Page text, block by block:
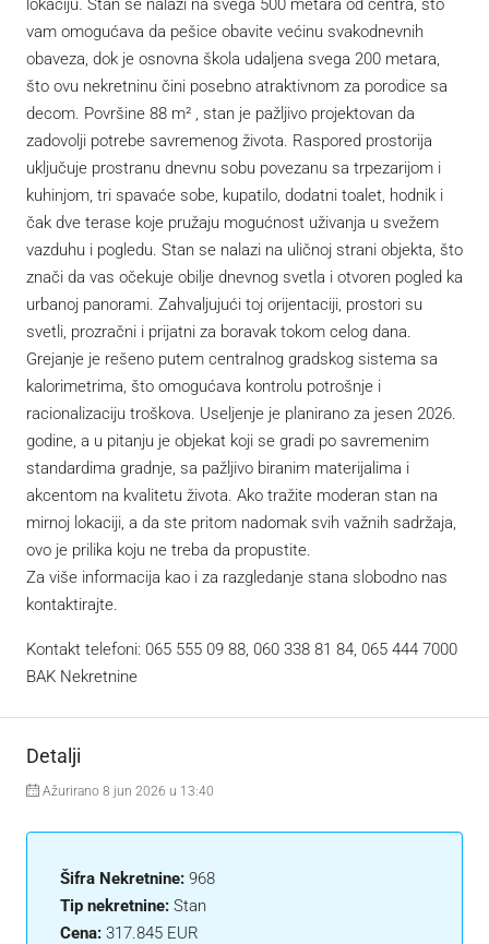
lokaciju. Stan se nalazi na svega 500 metara od centra, što
vam omogućava da pešice obavite većinu svakodnevnih
obaveza, dok je osnovna škola udaljena svega 200 metara,
što ovu nekretninu čini posebno atraktivnom za porodice sa
decom. Površine 88 m² , stan je pažljivo projektovan da
zadovolji potrebe savremenog života. Raspored prostorija
uključuje prostranu dnevnu sobu povezanu sa trpezarijom i
kuhinjom, tri spavaće sobe, kupatilo, dodatni toalet, hodnik i
čak dve terase koje pružaju mogućnost uživanja u svežem
vazduhu i pogledu. Stan se nalazi na uličnoj strani objekta, što
znači da vas očekuje obilje dnevnog svetla i otvoren pogled ka
urbanoj panorami. Zahvaljujući toj orijentaciji, prostori su
svetli, prozračni i prijatni za boravak tokom celog dana.
Grejanje je rešeno putem centralnog gradskog sistema sa
kalorimetrima, što omogućava kontrolu potrošnje i
racionalizaciju troškova. Useljenje je planirano za jesen 2026.
godine, a u pitanju je objekat koji se gradi po savremenim
standardima gradnje, sa pažljivo biranim materijalima i
akcentom na kvalitetu života. Ako tražite moderan stan na
mirnoj lokaciji, a da ste pritom nadomak svih važnih sadržaja,
ovo je prilika koju ne treba da propustite.
Za više informacija kao i za razgledanje stana slobodno nas
kontaktirajte.
Kontakt telefoni: 065 555 09 88, 060 338 81 84, 065 444 7000
BAK Nekretnine
Detalji
Ažurirano 8 jun 2026 u 13:40
Šifra Nekretnine: 968
Tip nekretnine: Stan
Cena: 317.845 EUR